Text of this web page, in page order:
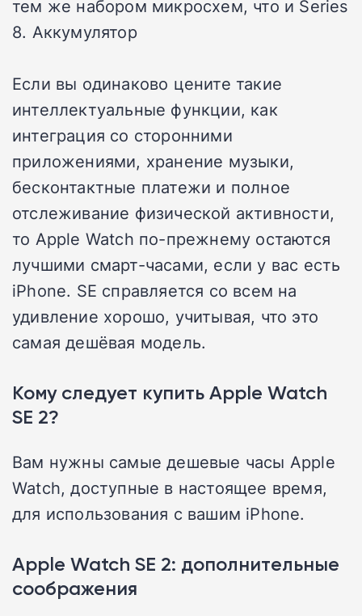
тем же набором микросхем, что и Series
8. Аккумулятор
Если вы одинаково цените такие
интеллектуальные функции, как
интеграция со сторонними
приложениями, хранение музыки,
бесконтактные платежи и полное
отслеживание физической активности,
то Apple Watch по-прежнему остаются
лучшими смарт-часами, если у вас есть
iPhone. SE справляется со всем на
удивление хорошо, учитывая, что это
самая дешёвая модель.
Кому следует купить Apple Watch
SE 2?
Вам нужны самые дешевые часы Apple
Watch, доступные в настоящее время,
для использования с вашим iPhone.
Apple Watch SE 2: дополнительные
соображения